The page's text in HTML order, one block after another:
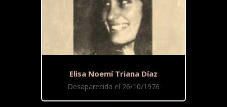
Elisa Noemí Triana Díaz
Desaparecida el 26/10/1976